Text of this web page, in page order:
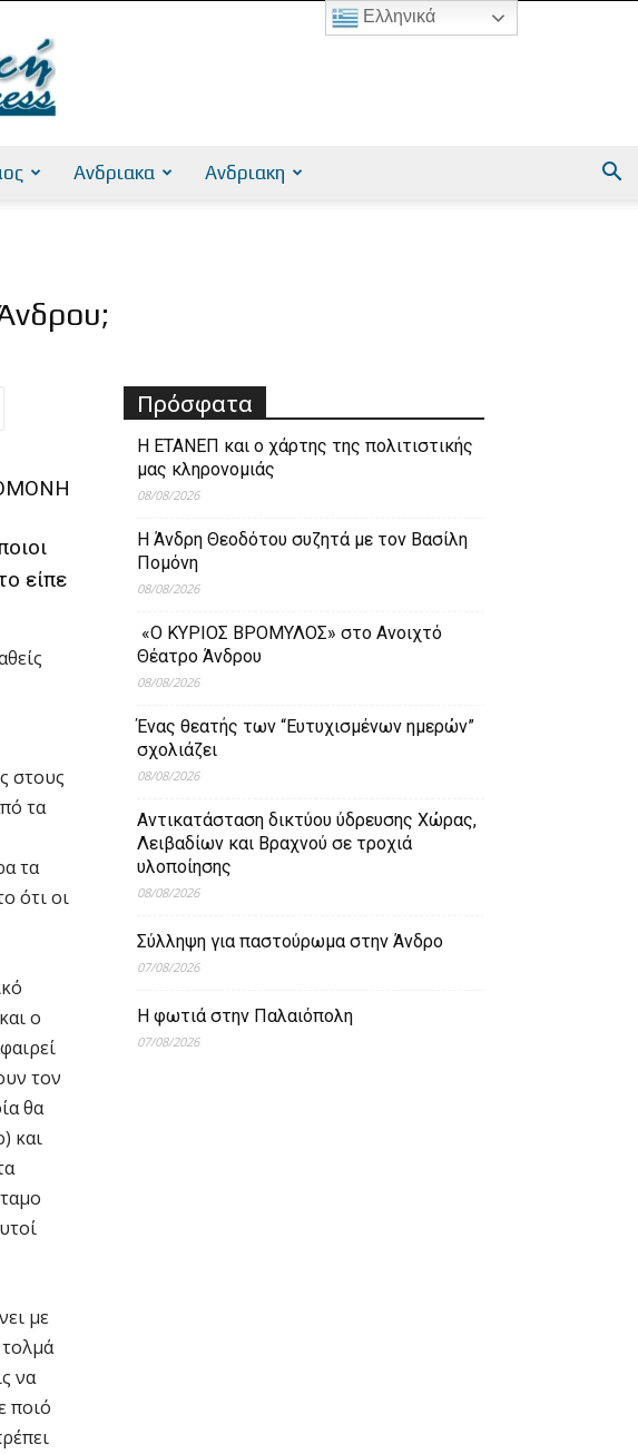
Ανδριακα Ανδριακη
είπε
στους
τα
τα
ότι οι
ο
τον
θα
και
με
να
ποιό
Πρόσφατα
Η ΕΤΑΝΕΠ και ο χάρτης της πολιτιστικής
μας κληρονομιάς
08/08/2026
Η Άνδρη Θεοδότου συζητά με τον Βασίλη
Πομόνη
08/08/2026
«Ο ΚΥΡΙΟΣ ΒΡΟΜΥΛΟΣ» στο Ανοιχτό
Θέατρο Άνδρου
08/08/2026
Ένας θεατής των “Ευτυχισμένων ημερών”
σχολιάζει
08/08/2026
Aντικατάσταση δικτύου ύδρευσης Χώρας,
Λειβαδίων και Βραχνού σε τροχιά
υλοποίησης
08/08/2026
Σύλληψη για παστούρωμα στην Άνδρο
07/08/2026
Η φωτιά στην Παλαιόπολη
07/08/2026
Ελληνικά